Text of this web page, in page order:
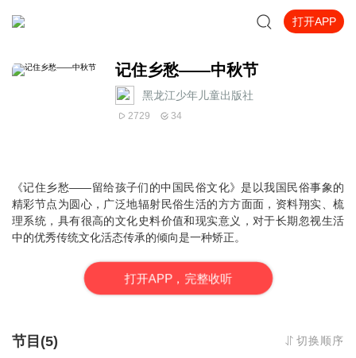
打开APP
记住乡愁——中秋节
黑龙江少年儿童出版社
2729 34
《记住乡愁——留给孩子们的中国民俗文化》是以我国民俗事象的
精彩节点为圆心，广泛地辐射民俗生活的方方面面，资料翔实、梳
理系统，具有很高的文化史料价值和现实意义，对于长期忽视生活
中的优秀传统文化活态传承的倾向是一种矫正。
打开APP，完整收听
节目(5) 切换顺序